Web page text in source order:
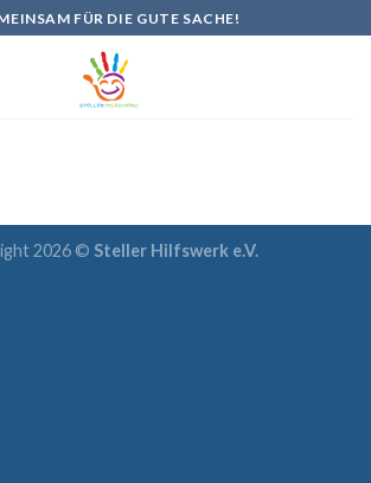
FÜR DIE GUTE SACHE!
2026 © Steller Hilfswerk e.V.